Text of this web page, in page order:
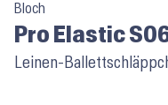
Bloch
Pro Elastic
Leinen-